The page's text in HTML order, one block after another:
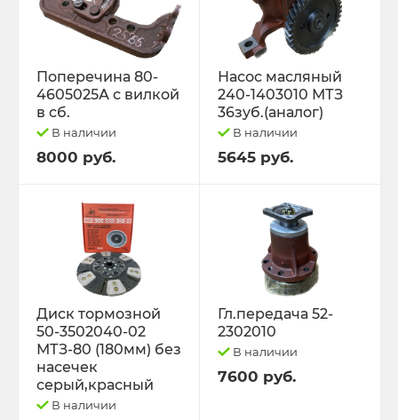
Поперечина 80-
4605025А с вилкой
в сб.
В наличии
8000 руб.
Насос масляный
240-1403010 МТЗ
36зуб.(аналог)
В наличии
5645 руб.
Диск тормозной
50-3502040-02
МТЗ-80 (180мм) без
насечек
серый,красный
В наличии
Гл.передача 52-
2302010
В наличии
7600 руб.